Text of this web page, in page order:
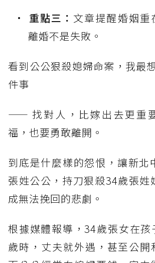
重點三： 文章提醒婚姻重
離婚不是失敗。
看到公公狠殺媳婦命案，我最
件事
—— 找對人，比嫁出去更重
福，也要勇敢離開。
到底是什麼樣的怨恨，讓新北
張姓公公，持刀狠殺34歲張姓
成無法挽回的悲劇。
根據媒體報導，34歲張女在孩
歲時，丈夫就外遇，甚至公開